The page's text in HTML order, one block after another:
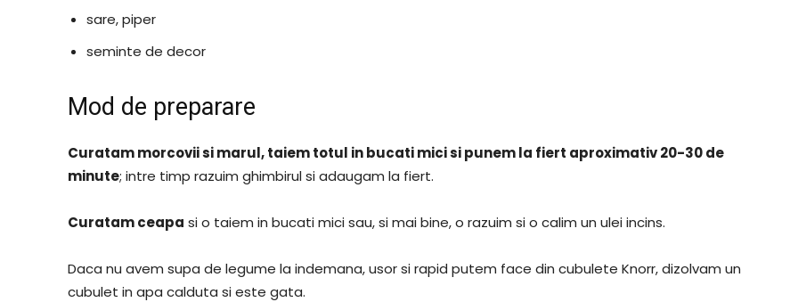
sare, piper
seminte de decor
Mod de preparare
Curatam morcovii si marul, taiem totul in bucati mici si punem la fiert aproximativ 20-30 de
minute; intre timp razuim ghimbirul si adaugam la fiert.
Curatam ceapa si o taiem in bucati mici sau, si mai bine, o razuim si o calim un ulei incins.
Daca nu avem supa de legume la indemana, usor si rapid putem face din cubulete Knorr, dizolvam un
cubulet in apa calduta si este gata.